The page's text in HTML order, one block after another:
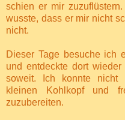
schien er mir
wusste, dass er mir nicht
nicht.
Dieser Tage besuche ich
und entdeckte dort
soweit. Ich konnte nicht
kleinen Kohlkopf und
zuzubereiten.